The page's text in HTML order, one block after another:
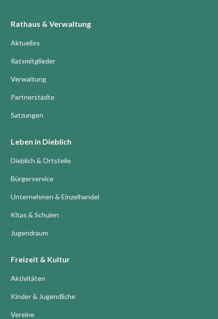
Rathaus & Verwaltung
Aktuelles
Ratsmitglieder
Verwaltung
Partnerstädte
Satzungen
Leben in Dieblich
Dieblich & Ortsteile
Bürgerservice
Unternehmen & Einzelhandel
Kitas & Schulen
Jugendraum
Freizeit & Kultur
Aktivitäten
Kinder & Jugendliche
Vereine